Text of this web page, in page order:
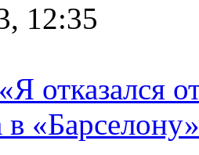
12:35
отказался
в «Барселону»